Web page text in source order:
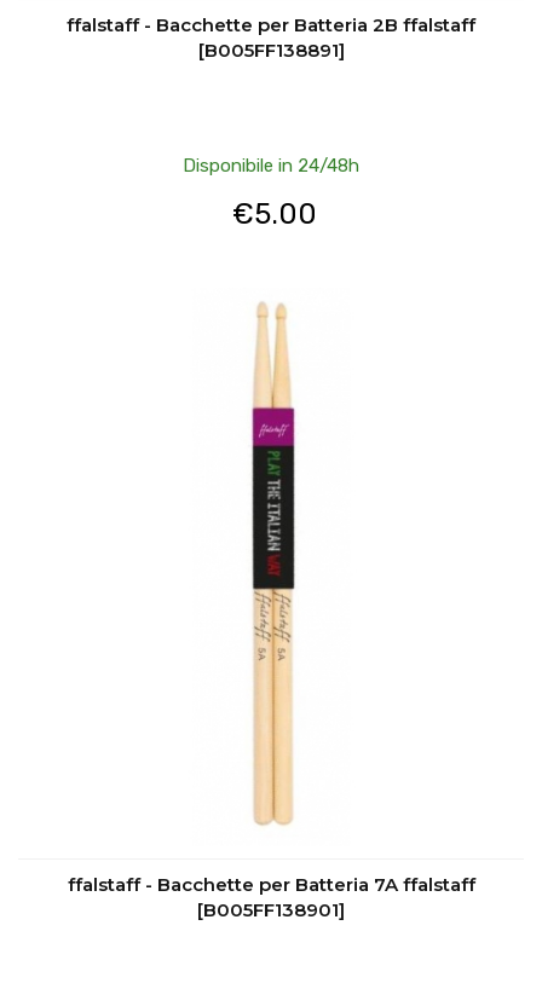
ffalstaff - Bacchette per Batteria 2B ffalstaff
[B005FF138891]
Disponibile in 24/48h
€5.00
ffalstaff - Bacchette per Batteria 7A ffalstaff
[B005FF138901]